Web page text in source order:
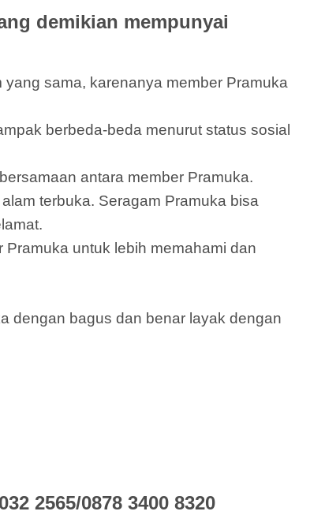
demikian mempunyai
sama, karenanya member Pramuka
berbeda-beda menurut status sosial
antara member Pramuka.
terbuka. Seragam Pramuka bisa
untuk lebih memahami dan
dengan bagus dan benar layak dengan
2565/0878 3400 8320